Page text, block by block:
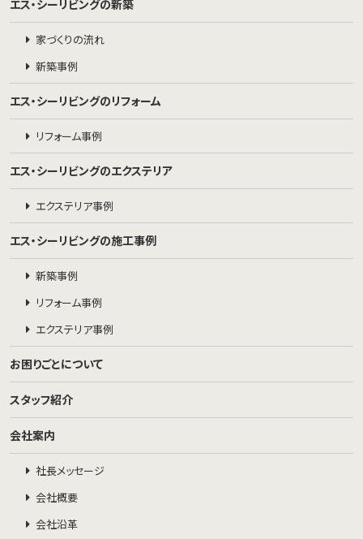
エス・シーリビングの新築
家づくりの流れ
新築事例
エス・シーリビングのリフォーム
リフォーム事例
エス・シーリビングのエクステリア
エクステリア事例
エス・シーリビングの施工事例
新築事例
リフォーム事例
エクステリア事例
お困りごとについて
スタッフ紹介
会社案内
社長メッセージ
会社概要
会社沿革